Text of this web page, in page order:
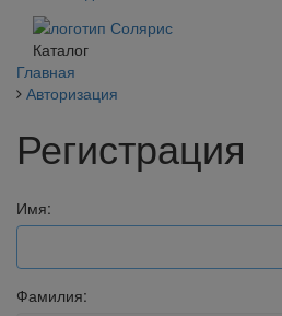
Каталог
Главная
Авторизация
Регистрация
Имя:
Фамилия: